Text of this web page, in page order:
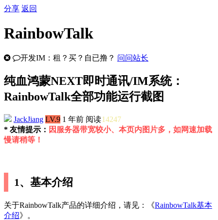
分享 返回
RainbowTalk
开发IM：租？买？自已撸？ 问问站长
纯血鸿蒙NEXT即时通讯/IM系统：
RainbowTalk全部功能运行截图
JackJiang LV.9 1 年前 阅读14247
* 友情提示： 因服务器带宽较小、本页内图片多，如网速加载
慢请稍等！
1、基本介绍
关于RainbowTalk产品的详细介绍，请见：《RainbowTalk基本
介绍》。